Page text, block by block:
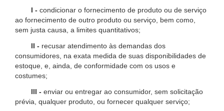
I - condicionar o fornecimento de produto ou de serviço
ao fornecimento de outro produto ou serviço, bem como,
sem justa causa, a limites quantitativos;
II - recusar atendimento às demandas dos
consumidores, na exata medida de suas disponibilidades de
estoque, e, ainda, de conformidade com os usos e
costumes;
III - enviar ou entregar ao consumidor, sem solicitação
prévia, qualquer produto, ou fornecer qualquer serviço;